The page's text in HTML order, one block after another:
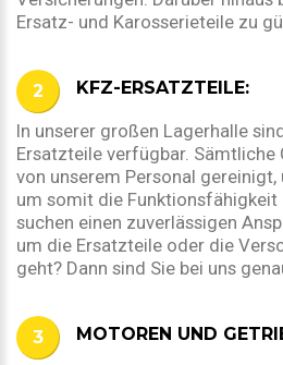
Ersatz- und Karosserieteile zu
KFZ-ERSATZTEILE:
In unserer großen Lagerhalle
Ersatzteile verfügbar. Sämtliche
von unserem Personal
um somit die Funktionsfähigkeit
suchen einen zuverlässigen
um die Ersatzteile oder die
geht? Dann sind Sie bei uns
MOTOREN UND